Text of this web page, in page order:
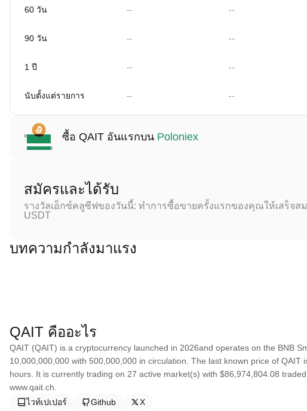
60 วัน -- --
90 วัน -- --
1 ปี -- --
นับตั้งแต่รายการ -- --
ซื้อ QAIT อันแรกบน Poloniex
สมัครและได้รับ
รางวัลเอ็กซ์คลูซีฟของวันนี้: ทำการซื้อขายครั้งแรกของคุณให้เสร็จส
USDT
บทความกำลังมาแรง
QAIT คืออะไร
QAIT (QAIT) is a cryptocurrency launched in 2026and operates on the BNB
10,000,000,000 with 500,000,000 in circulation. The last known price of
hours. It is currently trading on 27 active market(s) with $86,974,804.08
www.qait.ch.
ไวท์เปเปอร์
Github X